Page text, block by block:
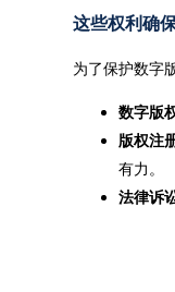
这些权利确
为了保护数字
数字版
版权注
有力。
法律诉